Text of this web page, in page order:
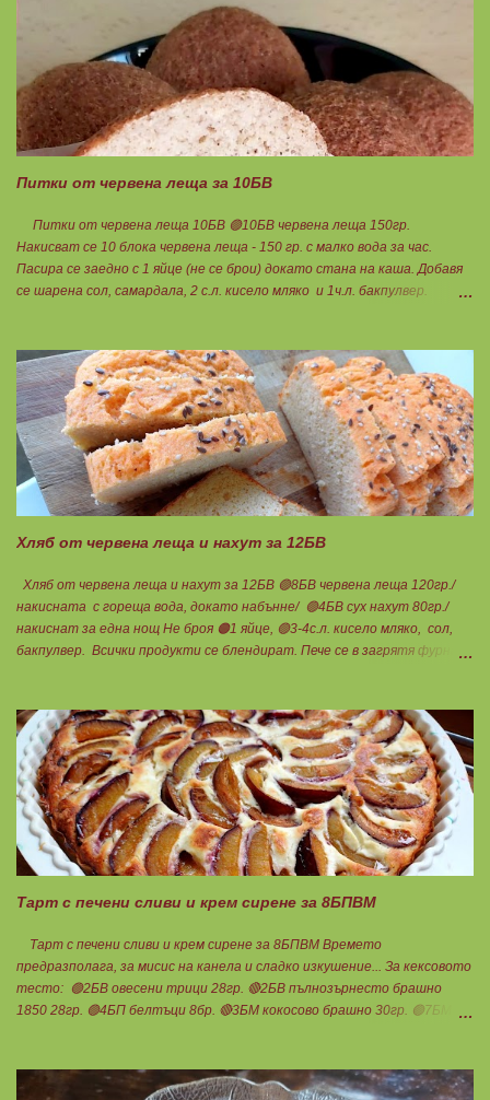
и по този начин се избягват проблемите със алергии, задържане на
вода, подуване на стомаха, диария или друг тип дискомфорт.
Питки от червена леща за 10БВ
Питки от червена леща 10БВ 🟢10БВ червена леща 150гр.
Накисват се 10 блока червена леща - 150 гр. с малко вода за час.
Пасира се заедно с 1 яйце (не се брои) докато стана на каша. Добавя
се шарена сол, самардала, 2 с.л. кисело мляко и 1ч.л. бакпулвер.
влажни ръце се оформят 10 еднакви топчета. Пече се в добре
загрята фурна на 200 градуса за 35-40 мин. Всяка питка е 1 блок
въглехидрат. Нека да ни е вкусно заедно! Споделено от Петя Чанева
Хляб от червена леща и нахут за 12БВ
Хляб от червена леща и нахут за 12БВ 🟢8БВ червена леща 120гр./
накисната с гореща вода, докато набънне/ 🟢4БВ сух нахут 80гр./
накиснат за една нощ Не броя 🟠1 яйце, 🟢3-4с.л. кисело мляко, сол,
бакпулвер. Всички продукти се блендират. Пече се в загрятя фурна
Тарт с печени сливи и крем сирене за 8БПВМ
Тарт с печени сливи и крем сирене за 8БПВМ Времето
предразполага, за мисис на канела и сладко изкушение... За кексовото
тесто: 🟢2БВ овесени трици 28гр. 🔴2БВ пълнозърнесто брашно
1850 28гр. 🟢4БП белтъци 8бр. 🔴3БМ кокосово брашно 30гр. 🟢7БМ
добре и се оставя на страна да набъбне. За чийз крема: 🟢3БП